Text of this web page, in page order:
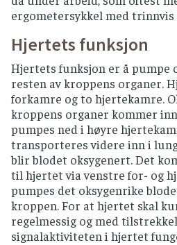
ergometersykkel med
Hjertets funksjon
Hjertets funksjon er å pumpe
resten av kroppens organer.
forkamre og to hjertekamre.
kroppens organer kommer
pumpes ned i høyre
transporteres videre inn i
blir blodet oksygenert. Det
til hjertet via venstre for- og
pumpes det oksygenrike
kroppen. For at hjertet skal
regelmessig og med
signalaktiviteten i hjertet